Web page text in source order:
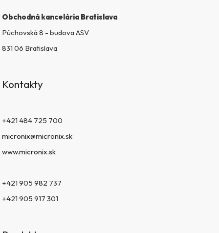
u
Obchodná kancelária Bratislava
Púchovská 8 - budova ASV
831 06 Bratislava
Kontakty
+421 484 725 700
micronix@micronix.sk
www.micronix.sk
+421 905 982 737
+421 905 917 301